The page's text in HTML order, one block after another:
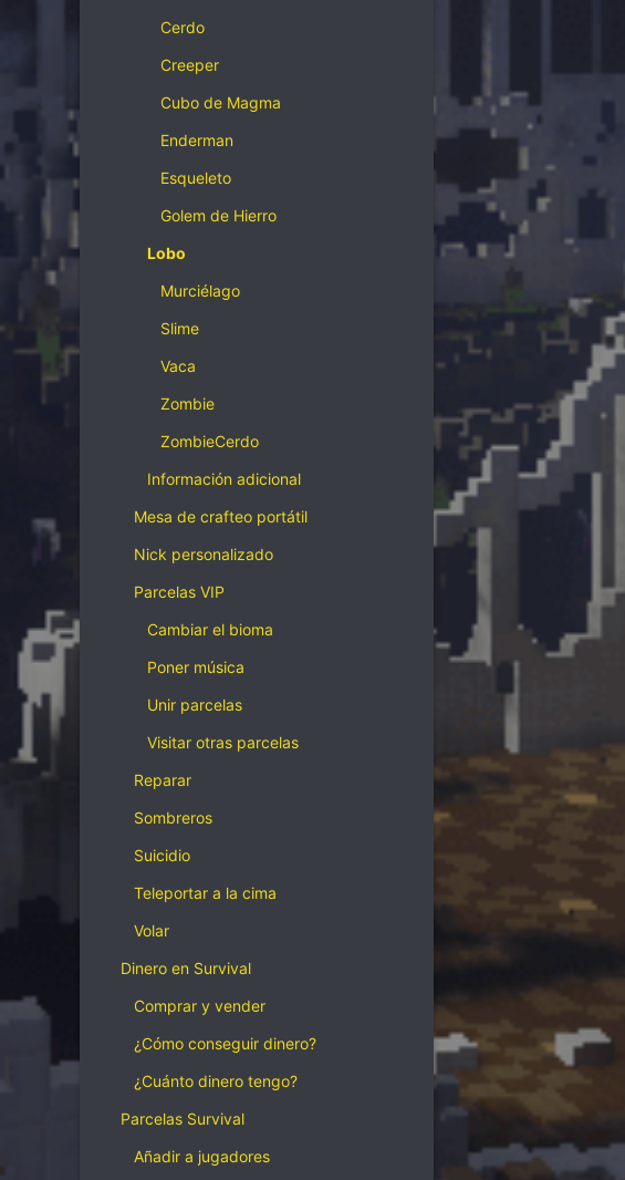
Cerdo
Creeper
Cubo de Magma
Enderman
Esqueleto
Golem de Hierro
Lobo
Murciélago
Slime
Vaca
Zombie
ZombieCerdo
Información adicional
Mesa de crafteo portátil
Nick personalizado
Parcelas VIP
Cambiar el bioma
Poner música
Unir parcelas
Visitar otras parcelas
Reparar
Sombreros
Suicidio
Teleportar a la cima
Volar
Dinero en Survival
Comprar y vender
¿Cómo conseguir dinero?
¿Cuánto dinero tengo?
Parcelas Survival
Añadir a jugadores